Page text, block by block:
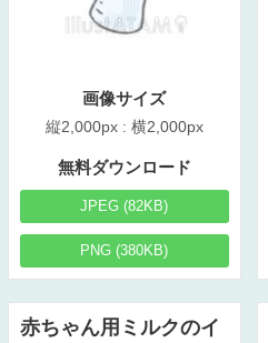
画像サイズ
縦2,000px : 横2,000px
無料ダウンロード
JPEG (82KB)
PNG (380KB)
赤ちゃん用ミルクのイ